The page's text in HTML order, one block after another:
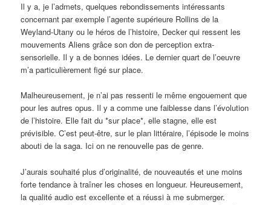
Il y a, je l’admets, quelques rebondissements intéressants
concernant par exemple l’agente supérieure Rollins de la
Weyland-Utany ou le héros de l’histoire, Decker qui ressent les
mouvements Aliens grâce son don de perception extra-
sensorielle. Il y a de bonnes idées. Le dernier quart de l’oeuvre
m’a particulièrement figé sur place.
Malheureusement, je n’ai pas ressenti le même engouement que
pour les autres opus. Il y a comme une faiblesse dans l’évolution
de l’histoire. Elle fait du *sur place*, elle stagne, elle est
prévisible. C’est peut-être, sur le plan littéraire, l’épisode le moins
abouti de la saga. Ici on ne renouvelle pas de genre.
J’aurais souhaité plus d’originalité, de nouveautés et une moins
forte tendance à traîner les choses en longueur. Heureusement,
la qualité audio est excellente et a réussi à me submerger.